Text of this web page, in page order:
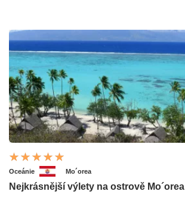
Oceánie Mo´orea
Nejkrásnější výlety na ostrově Mo´orea